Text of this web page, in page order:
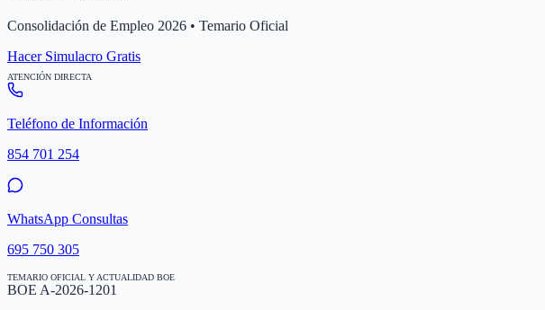
Consolidación de Empleo 2026 • Temario Oficial
Hacer Simulacro Gratis
ATENCIÓN DIRECTA
Teléfono de Información
854 701 254
WhatsApp Consultas
695 750 305
TEMARIO OFICIAL Y ACTUALIDAD BOE
BOE A-2026-1201